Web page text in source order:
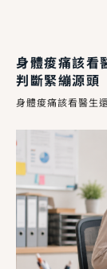
身體痠痛該看
判斷緊繃源頭
身體痠痛該看醫生